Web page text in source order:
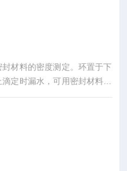
材料的密度测定。环置于下
定时漏水，可用密封材料等
金属环中滴注20℃的水。